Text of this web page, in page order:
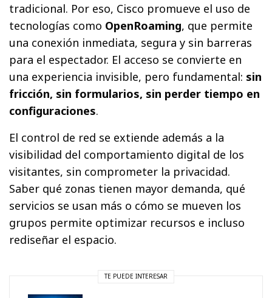
tradicional. Por eso, Cisco promueve el uso de
tecnologías como OpenRoaming, que permite
una conexión inmediata, segura y sin barreras
para el espectador. El acceso se convierte en
una experiencia invisible, pero fundamental: sin
fricción, sin formularios, sin perder tiempo en
configuraciones.
El control de red se extiende además a la
visibilidad del comportamiento digital de los
visitantes, sin comprometer la privacidad.
Saber qué zonas tienen mayor demanda, qué
servicios se usan más o cómo se mueven los
grupos permite optimizar recursos e incluso
rediseñar el espacio.
TE PUEDE INTERESAR